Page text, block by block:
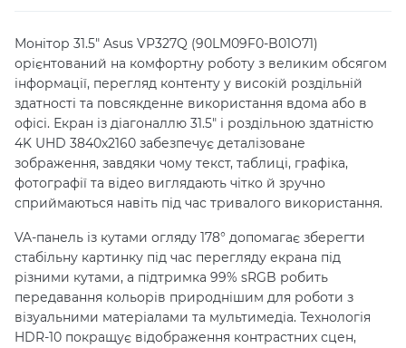
Монітор 31.5" Asus VP327Q (90LM09F0-B01O71)
орієнтований на комфортну роботу з великим обсягом
інформації, перегляд контенту у високій роздільній
здатності та повсякденне використання вдома або в
офісі. Екран із діагоналлю 31.5" і роздільною здатністю
4K UHD 3840x2160 забезпечує деталізоване
зображення, завдяки чому текст, таблиці, графіка,
фотографії та відео виглядають чітко й зручно
сприймаються навіть під час тривалого використання.
VA-панель із кутами огляду 178° допомагає зберегти
стабільну картинку під час перегляду екрана під
різними кутами, а підтримка 99% sRGB робить
передавання кольорів природнішим для роботи з
візуальними матеріалами та мультимедіа. Технологія
HDR-10 покращує відображення контрастних сцен,